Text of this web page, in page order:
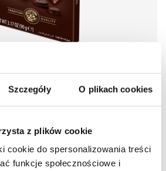
Szczegóły O plikach cookies
z plików cookie
cookie do spersonalizowania treści
funkcje społecznościowe i
90% Cocoa
from the African coast’s best cocoa
not contain artificial flavours or E476.
with Rainforest Alliance certification.